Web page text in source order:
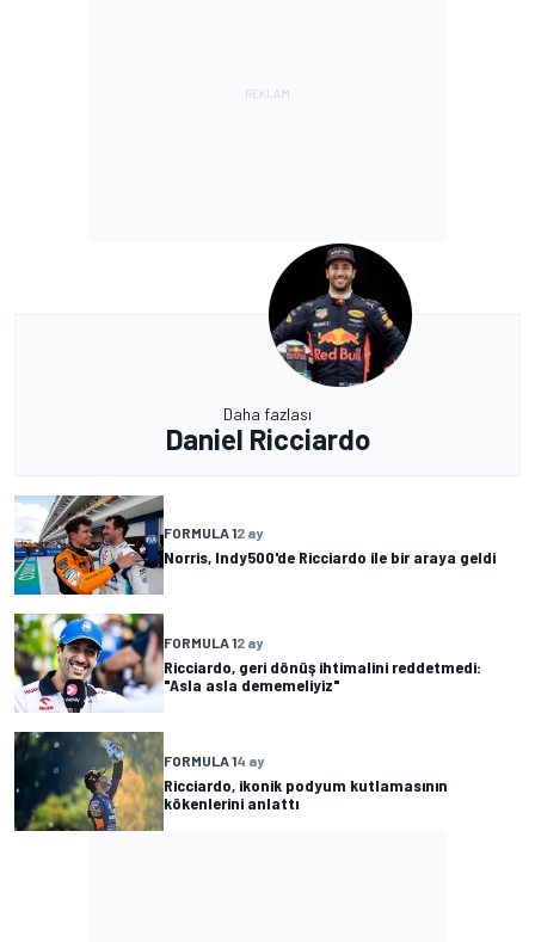
Daha fazlası
Daniel Ricciardo
FORMULA 12 ay
Norris, Indy500'de Ricciardo ile bir araya geldi
FORMULA 12 ay
Ricciardo, geri dönüş ihtimalini reddetmedi:
"Asla asla dememeliyiz"
FORMULA 14 ay
Ricciardo, ikonik podyum kutlamasının
kökenlerini anlattı